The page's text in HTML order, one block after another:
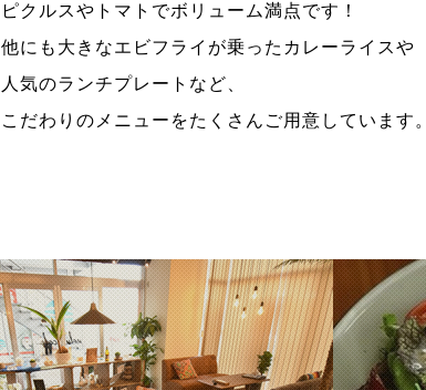
ピクルスやトマトでボリューム満点です！
他にも大きなエビフライが乗ったカレーライスや
人気のランチプレートなど、
こだわりのメニューをたくさんご用意しています。